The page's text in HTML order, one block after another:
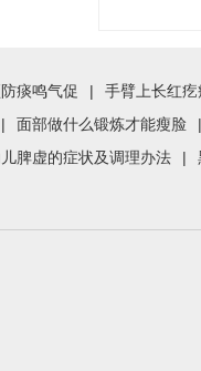
痰鸣气促 | 手臂上长红
| 面部做什么锻炼才能瘦脸
|
脾虚的症状及调理办法 |